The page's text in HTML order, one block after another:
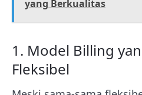
yang Berkualitas
1. Model Billing
Fleksibel